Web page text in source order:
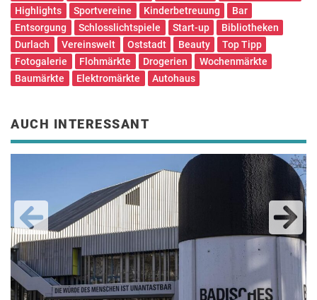
Highlights
Sportvereine Kinderbetreuung
Bar
Entsorgung
Schlosslichtspiele Start-up
Bibliotheken
Durlach
Vereinswelt Oststadt Beauty
Top Tipp
Fotogalerie
Flohmärkte Drogerien
Wochenmärkte
Baumärkte
Elektromärkte Autohaus
AUCH INTERESSANT